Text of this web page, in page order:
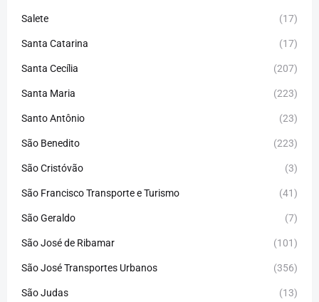
Salete (17)
Santa Catarina (17)
Santa Cecília (207)
Santa Maria (223)
Santo Antônio (23)
São Benedito (223)
São Cristóvão (3)
São Francisco Transporte e Turismo (41)
São Geraldo (7)
São José de Ribamar (101)
São José Transportes Urbanos (356)
São Judas (13)